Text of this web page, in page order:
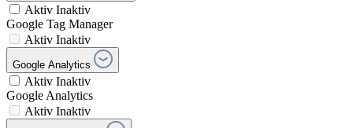
Aktiv Inaktiv
Google Tag Manager
Aktiv Inaktiv
Google Analytics
Aktiv Inaktiv
Google Analytics
Aktiv Inaktiv